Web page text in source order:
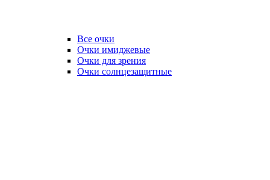
Все очки
Очки имиджевые
Очки для зрения
Очки солнцезащитные